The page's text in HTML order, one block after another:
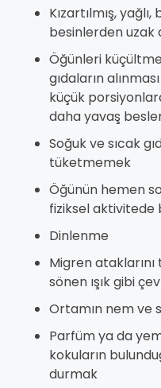
Kızartılmış,
besinlerden uzak
Öğünleri
gıdaların
küçük
daha yavaş
Soğuk ve sıcak
tüketmemek
Öğünün hemen
fiziksel aktivitede
Dinlenme
Migren ataklarını
sönen ışık gibi
Ortamın nem ve
Parfüm ya da
kokuların
durmak